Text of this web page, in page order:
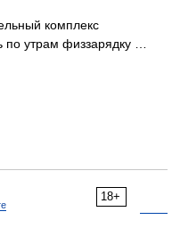
комплекс
утрам физзарядку …
18+